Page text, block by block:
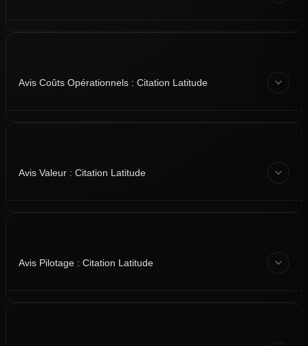
Avis Coûts Opérationnels : Citation Latitude
Avis Valeur : Citation Latitude
Avis Pilotage : Citation Latitude